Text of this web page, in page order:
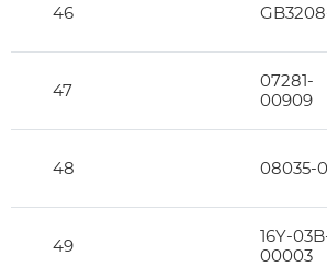
46
47
07281-
00909
48 08035-
49
16Y-
00003